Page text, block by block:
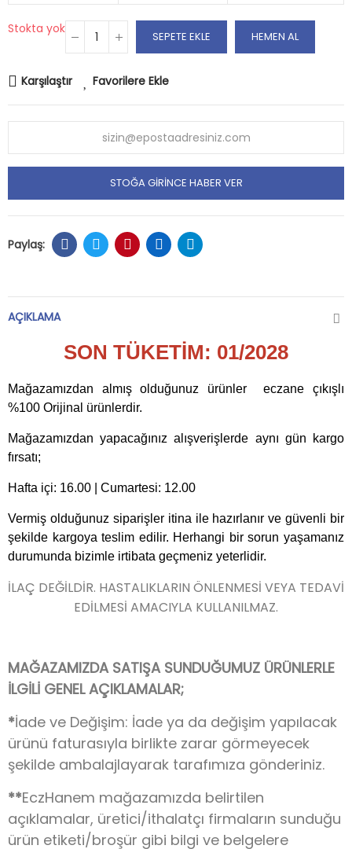
Stokta yok
SEPETE EKLE HEMEN AL
Karşılaştır Favorilere Ekle
STOĞA GIRINCE HABER VER
AÇIKLAMA
SON TÜKETİM: 01/2028
Mağazamızdan almış olduğunuz ürünler eczane çıkışlı
%100 Orijinal ürünlerdir.
Mağazamızdan yapacağınız alışverişlerde aynı gün kargo
fırsatı;
Hafta içi: 16.00 | Cumartesi: 12.00
Vermiş olduğunuz siparişler itina ile hazırlanır ve güvenli bir
şekilde kargoya teslim edilir. Herhangi bir sorun yaşamanız
durumunda bizimle irtibata geçmeniz yeterlidir.
İLAÇ DEĞİLDİR. HASTALIKLARIN ÖNLENMESİ VEYA TEDAVİ
EDİLMESİ AMACIYLA KULLANILMAZ.
MAĞAZAMIZDA SATIŞA SUNDUĞUMUZ ÜRÜNLERLE
İLGİLİ GENEL AÇIKLAMALAR;
*İade ve Değişim: İade ya da değişim yapılacak
ürünü faturasıyla birlikte zarar görmeyecek
şekilde ambalajlayarak tarafımıza gönderiniz.
**EczHanem mağazamızda belirtilen
açıklamalar, üretici/ithalatçı firmaların sunduğu
ürün etiketi/broşür gibi bilgi ve belgelere